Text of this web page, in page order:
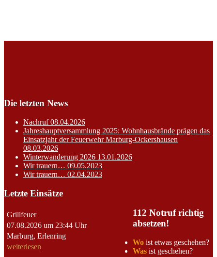
Die letzten News
Nachruf08.04.2026
Jahreshauptversammlung 2025: Wohnhausbrände prägen das
Einsatzjahr der Feuerwehr Marburg-Ockershausen
08.03.2026
Winterwanderung 2026 13.01.2026
Wir trauern… 09.05.2023
Wir trauern… 02.04.2023
Letzte Einsätze
Grillfeuer
07.08.2026 um 23:44 Uhr
Marburg, Erlenring
weiterlesen
112 Notruf richtig
absetzen!
Wo ist etwas geschehen?
Was ist geschehen?